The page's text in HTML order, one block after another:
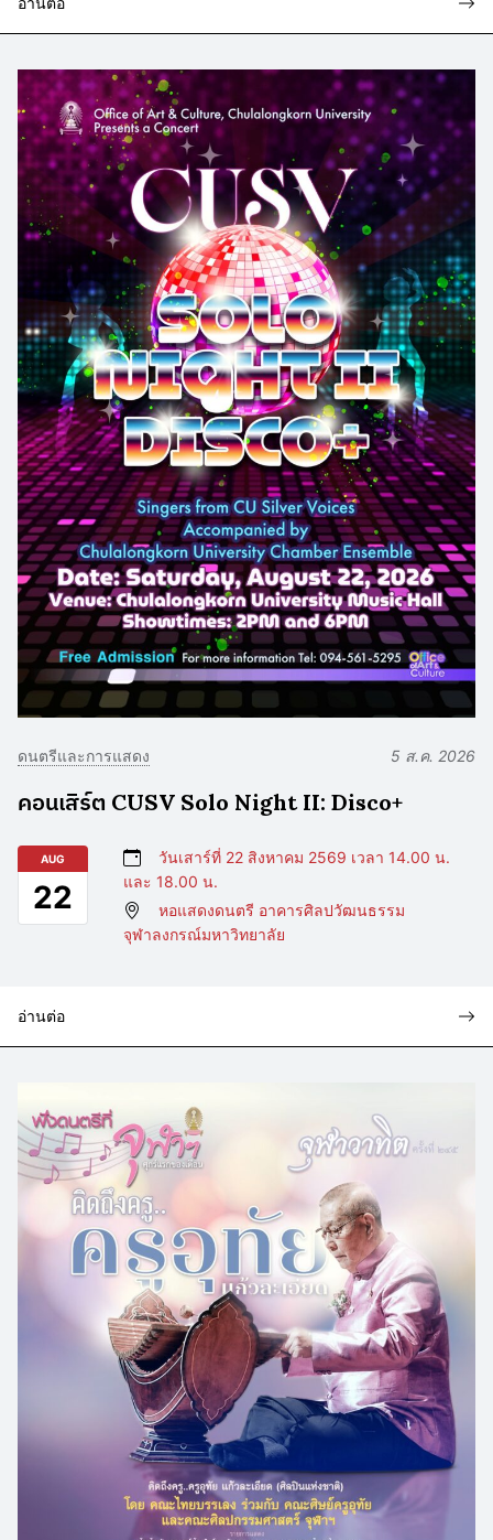
ดนตรีและการแสดง 5 ส.ค. 2026
คอนเสิร์ต CUSV Solo Night II: Disco+
AUG
22
วันเสาร์ที่ 22 สิงหาคม 2569 เวลา 14.00 น.
และ 18.00 น.
หอแสดงดนตรี อาคารศิลปวัฒนธรรม
จุฬาลงกรณ์มหาวิทยาลัย
อ่านต่อ